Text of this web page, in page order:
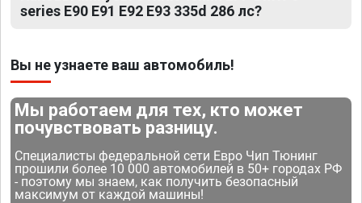
series E90 E91 E92 E93 335d 286 лс?
Вы не узнаете ваш автомобиль!
Мы работаем для тех, кто может
почувствовать разницу.
Специалисты федеральной сети Евро Чип Тюнинг
прошили более 10 000 автомобилей в 50+ городах РФ
- поэтому мы знаем, как получить безопасный
максимум от каждой машины!